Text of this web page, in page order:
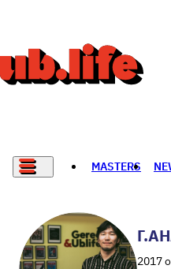
MASTERS
ХӨЛБӨМБӨГ
2017